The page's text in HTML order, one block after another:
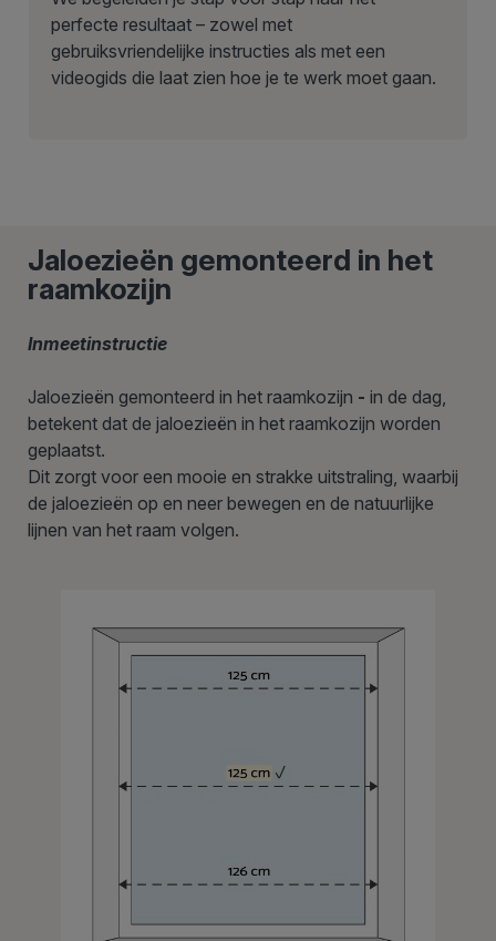
perfecte resultaat – zowel met
gebruiksvriendelijke instructies als met een
videogids die laat zien hoe je te werk moet gaan.
Jaloezieën gemonteerd in het
raamkozijn
Inmeetinstructie
Jaloezieën gemonteerd in het raamkozijn - in de dag,
betekent dat de jaloezieën in het raamkozijn worden
geplaatst.
Dit zorgt voor een mooie en strakke uitstraling, waarbij
de jaloezieën op en neer bewegen en de natuurlijke
lijnen van het raam volgen.